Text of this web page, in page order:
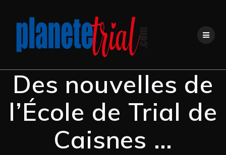
Des nouvelles de
l’École de Trial de
Caisnes …